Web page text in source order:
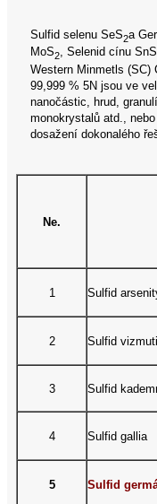
Sulfid selenu SeS2a
MoS2, Selenid cínu SnS
Western Minmetls (SC)
99,999 % 5N jsou ve
nanočástic, hrud,
monokrystalů atd.,
dosažení dokonalého
Ne.
1 Sulfid
2 Sulfid
3 Sulfid
4 Sulfid gallia
5 Sulfid